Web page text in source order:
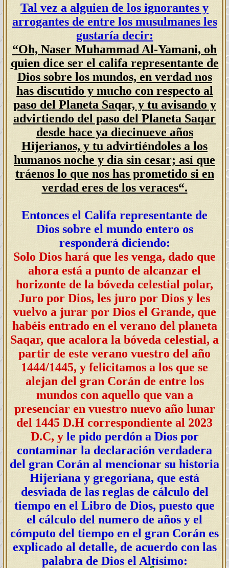
Tal vez a alguien de los ignorantes y
arrogantes de entre los musulmanes les
gustaría decir:
“Oh, Naser Muhammad Al-Yamani, oh
quien dice ser el califa representante de
Dios sobre los mundos, en verdad nos
has discutido y mucho con respecto al
paso del Planeta Saqar, y tu avisando y
advirtiendo del paso del Planeta Saqar
desde hace ya diecinueve años
Hijerianos, y tu advirtiéndoles a los
humanos noche y día sin cesar; así que
tráenos lo que nos has prometido si en
verdad eres de los veraces“.
Entonces el Califa representante de
Dios sobre el mundo entero os
responderá diciendo:
Solo Dios hará que les venga, dado que
ahora está a punto de alcanzar el
horizonte de la bóveda celestial polar,
Juro por Dios, les juro por Dios y les
vuelvo a jurar por Dios el Grande, que
habéis entrado en el verano del planeta
Saqar, que acalora la bóveda celestial, a
partir de este verano vuestro del año
1444/1445, y felicitamos a los que se
alejan del gran Corán de entre los
mundos con aquello que van a
presenciar en vuestro nuevo año lunar
del 1445 D.H correspondiente al 2023
D.C, yle pido perdón a Dios por
contaminar la declaración verdadera
del gran Corán al mencionar su historia
Hijeriana y gregoriana, que está
desviada de las reglas de cálculo del
tiempo en el Libro de Dios, puesto que
el cálculo del numero de años y el
cómputo del tiempo en el gran Corán es
explicado al detalle, de acuerdo con las
palabra de Dios el Altísimo: